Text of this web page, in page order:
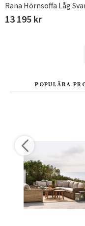
Rana Hörnsoffa Låg
13 195 kr
POPULÄRA